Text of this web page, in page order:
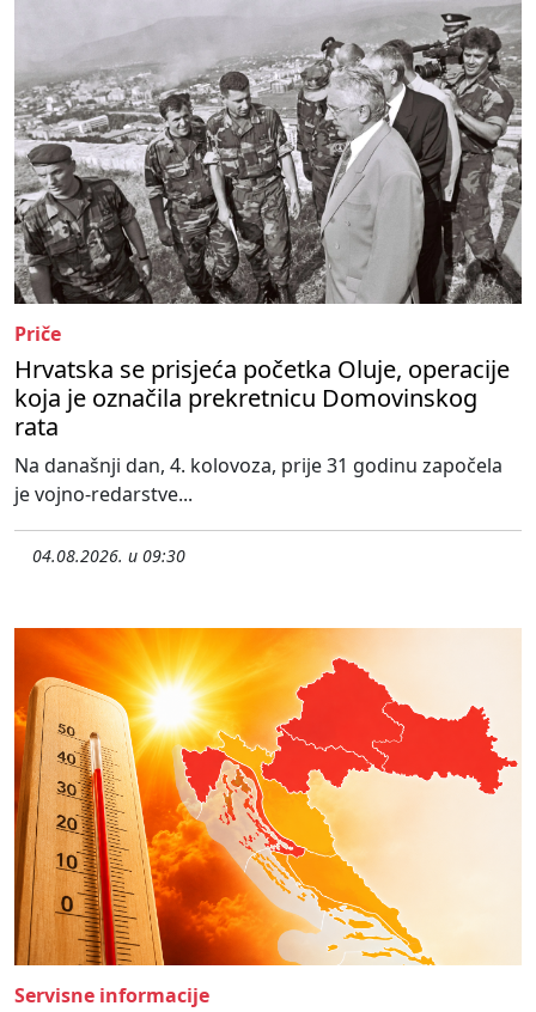
Priče
Hrvatska se prisjeća početka Oluje, operacije
koja je označila prekretnicu Domovinskog
rata
Na današnji dan, 4. kolovoza, prije 31 godinu započela
je vojno-redarstve...
04.08.2026. u 09:30
Servisne informacije